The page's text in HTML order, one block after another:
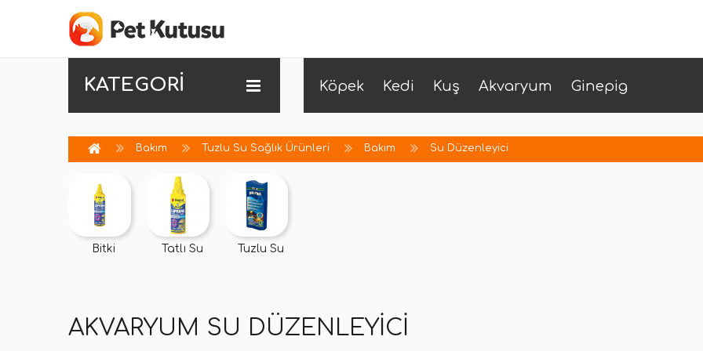
KATEGORİ Köpek Kedi Kuş Akvaryum Ginepig
Bakım Tuzlu Su Sağlık Ürünleri Bakım Su Düzenleyici
Bitki Tatlı Su Tuzlu Su
AKVARYUM SU DÜZENLEYICI